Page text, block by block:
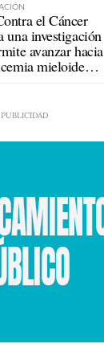
el Cáncer
una investigación
avanzar hacia
mieloide